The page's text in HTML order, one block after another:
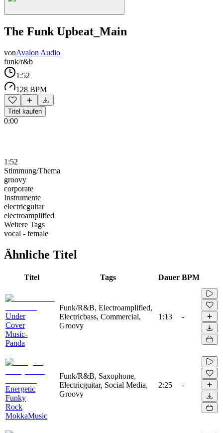
The Funk Upbeat_Main
vonAvalon Audio
funk/r&b
1:52
128 BPM
Titel kaufen
0:00
1:52
Stimmung/Thema
groovy
corporate
Instrumente
electricguitar
electroamplified
Weitere Tags
vocal - female
Ähnliche Titel
Titel Tags Dauer BPM
Under
Cover
Music-
Panda
Funk/R&B, Electroamplified,
Electricbass, Commercial,
Groovy
1:13 -
Energetic
Funky
Rock
MokkaMusic
Funk/R&B, Saxophone,
Electricguitar, Social Media,
Groovy
2:25 -